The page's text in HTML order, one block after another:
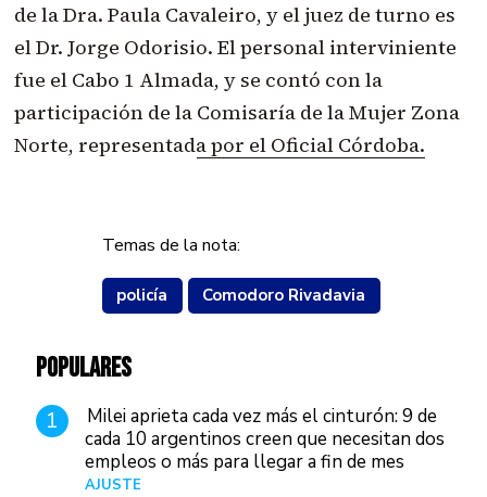
de la Dra. Paula Cavaleiro, y el juez de turno es
el Dr. Jorge Odorisio. El personal interviniente
fue el Cabo 1 Almada, y se contó con la
participación de la Comisaría de la Mujer Zona
Norte, representada por el Oficial Córdoba.
Temas de la nota:
policía Comodoro Rivadavia
POPULARES
1
Milei aprieta cada vez más el cinturón: 9 de
cada 10 argentinos creen que necesitan dos
empleos o más para llegar a fin de mes
AJUSTE